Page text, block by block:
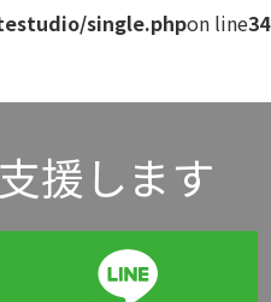
single.phpon line34
援します